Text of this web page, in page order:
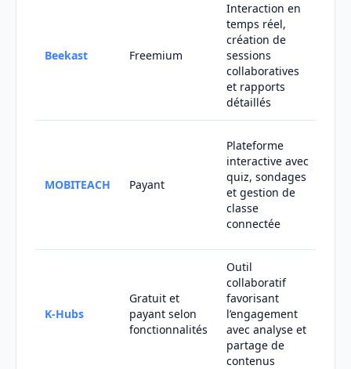
Beekast Freemium
Interaction en
temps réel,
création de
sessions
collaboratives
et rapports
détaillés
MOBITEACH Payant
Plateforme
interactive avec
quiz, sondages
et gestion de
classe
connectée
K-Hubs
Gratuit et
payant selon
fonctionnalités
Outil
collaboratif
favorisant
l’engagement
avec analyse et
partage de
contenus